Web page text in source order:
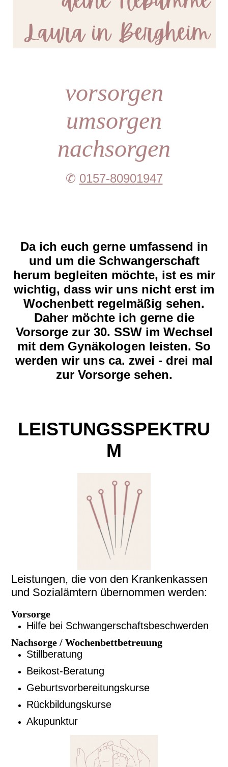
vorsorgen
umsorgen
nachsorgen
✆ 0157-80901947
Da ich euch gerne umfassend in
und um die Schwangerschaft
herum begleiten möchte, ist es mir
wichtig, dass wir uns nicht erst im
Wochenbett regelmäßig sehen.
Daher möchte ich gerne die
Vorsorge zur 30. SSW im Wechsel
mit dem Gynäkologen leisten. So
werden wir uns ca. zwei - drei mal
zur Vorsorge sehen.
LEISTUNGSSPEKTRU
M
Leistungen, die von den Krankenkassen
und Sozialämtern übernommen werden:
Vorsorge
Hilfe bei Schwangerschaftsbeschwerden
Nachsorge/ Wochenbettbetreuung
Stillberatung
Beikost-Beratung
Geburtsvorbereitungskurse
Rückbildungskurse
Akupunktur